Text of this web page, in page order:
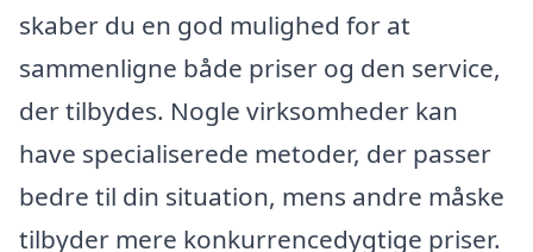
skaber du en god mulighed for at
sammenligne både priser og den service,
der tilbydes. Nogle virksomheder kan
have specialiserede metoder, der passer
bedre til din situation, mens andre måske
tilbyder mere konkurrencedygtige priser.